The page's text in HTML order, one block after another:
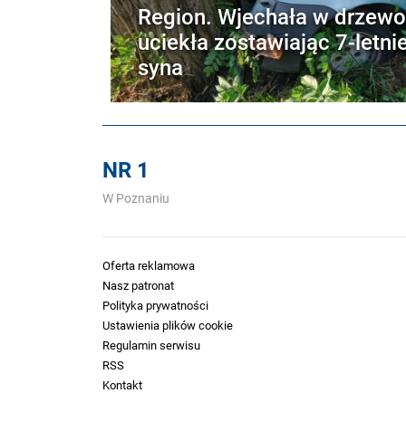
Region. Wjechała w
uciekła zostawiając 7-
syna
NR 1
W Poznaniu
Oferta reklamowa
Nasz patronat
Polityka prywatności
Ustawienia plików cookie
Regulamin serwisu
RSS
Kontakt